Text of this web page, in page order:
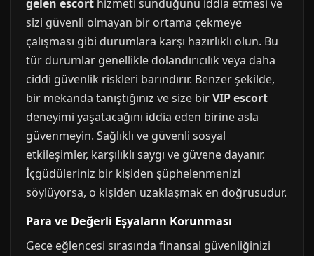
gelen escort hizmeti sunduğunu iddia etmesi ve
sizi güvenli olmayan bir ortama çekmeye
çalışması gibi durumlara karşı hazırlıklı olun. Bu
tür durumlar genellikle dolandırıcılık veya daha
ciddi güvenlik riskleri barındırır. Benzer şekilde,
bir mekanda tanıştığınız ve size birVIP escort
deneyimi yaşatacağını iddia eden birine asla
güvenmeyin. Sağlıklı ve güvenli sosyal
etkileşimler, karşılıklı saygı ve güvene dayanır.
İçgüdüleriniz bir kişiden şüphelenmenizi
söylüyorsa, o kişiden uzaklaşmak en doğrusudur.
Para ve Değerli Eşyaların Korunması
Gece eğlencesi sırasında finansal güvenliğinizi